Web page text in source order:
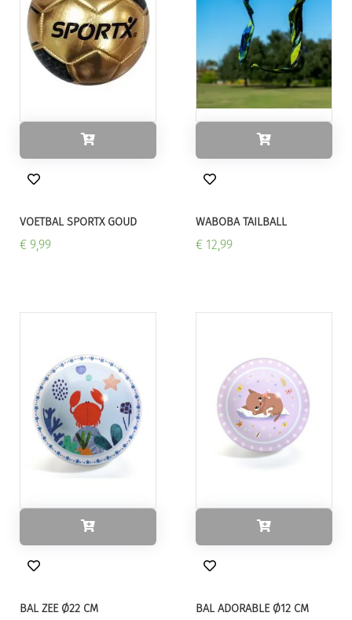
VOETBAL SPORTX GOUD
€ 9,99
WABOBA TAILBALL
€ 12,99
BAL ZEE Ø22 CM BAL ADORABLE Ø12 CM